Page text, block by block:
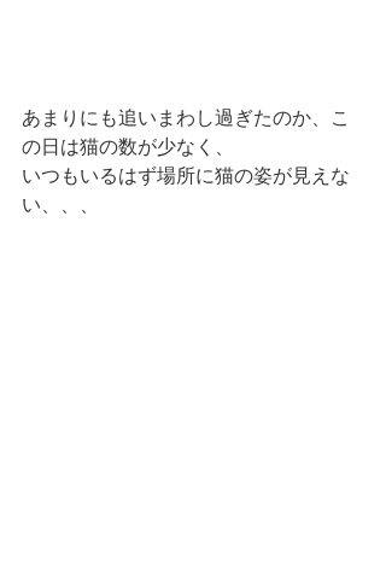
あまりにも追いまわし過ぎたのか、こ
の日は猫の数が少なく、
いつもいるはず場所に猫の姿が見えな
い、、、